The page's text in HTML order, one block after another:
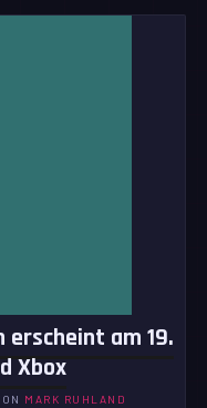
erscheint am 19.
Xbox
MARK RUHLAND